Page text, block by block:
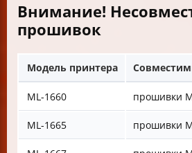
Внимание!
прошивок
Модель принтера
ML-1660 прошивки
ML-1665 прошивки